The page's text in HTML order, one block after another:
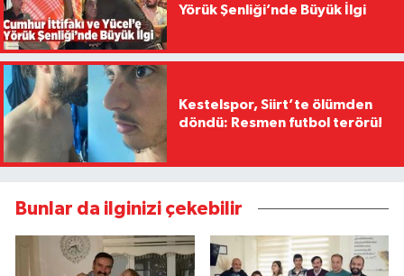
Yörük Şenliği’nde Büyük İlgi
Kestelspor, Siirt’te ölümden
döndü: Resmen futbol terörü!
Bunlar da ilginizi çekebilir